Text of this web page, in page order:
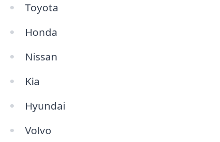
Toyota
Honda
Nissan
Kia
Hyundai
Volvo